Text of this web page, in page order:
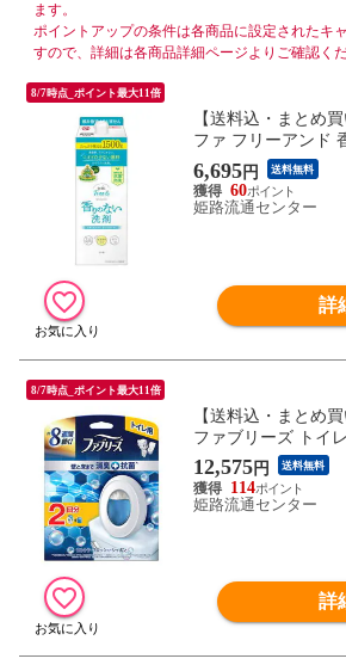
ます。
ポイントアップの条件は各商品に設定されたキ
すので、詳細は各商品詳細ページよりご確認くだ
8/7時点_ポイント最大11倍
【送料込・まとめ
ファ フリーアンド
詰替用 洗濯用洗剤
6,695円 送料無料
60
姫路流通センター
詳
8/7時点_ポイント最大11倍
【送料込・まとめ
ファブリーズ トイ
シリーズ 抗菌 ウル
ン 本体 + 詰替
12,575円 送料無料
114
姫路流通センター
詳